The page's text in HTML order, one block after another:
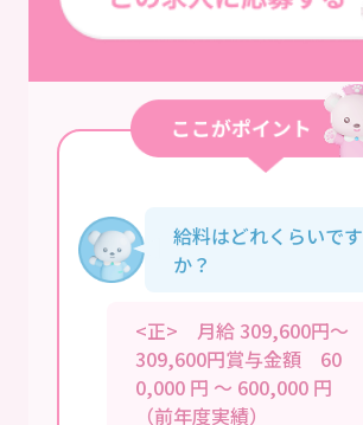
給料はどれくらいです
か？
<正> 月給 309,600円～
309,600円賞与金額 60
0,000 円 ～ 600,000 円
（前年度実績）